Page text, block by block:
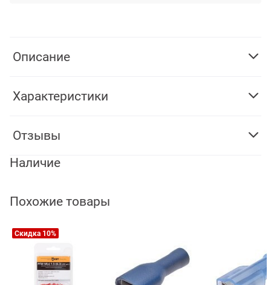
Описание
Характеристики
Отзывы
Наличие
Похожие товары
Скидка 10%